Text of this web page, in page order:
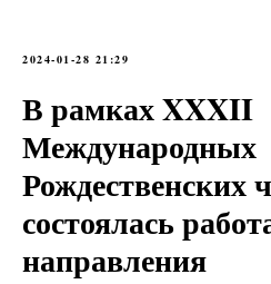
2024-01-28 21:29
В рамках XXXII
Международных
Рождественских
состоялась
направления